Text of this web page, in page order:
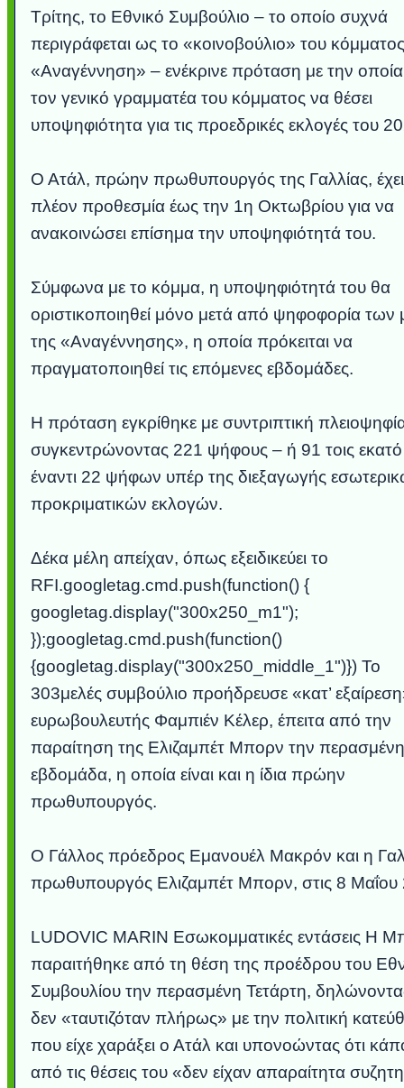
Τρίτης, το Εθνικό Συμβούλιο – το οποίο συχνά
περιγράφεται ως το «κοινοβούλιο» του κόμματος
«Αναγέννηση» – ενέκρινε πρόταση με την οποία
τον γενικό γραμματέα του κόμματος να θέσει
υποψηφιότητα για τις προεδρικές εκλογές του
Ο Ατάλ, πρώην πρωθυπουργός της Γαλλίας, έχει
πλέον προθεσμία έως την 1η Οκτωβρίου για να
ανακοινώσει επίσημα την υποψηφιότητά του.
Σύμφωνα με το κόμμα, η υποψηφιότητά του θα
οριστικοποιηθεί μόνο μετά από ψηφοφορία των
της «Αναγέννησης», η οποία πρόκειται να
πραγματοποιηθεί τις επόμενες εβδομάδες.
Η πρόταση εγκρίθηκε με συντριπτική
συγκεντρώνοντας 221 ψήφους – ή 91 τοις
έναντι 22 ψήφων υπέρ της διεξαγωγής
προκριματικών εκλογών.
Δέκα μέλη απείχαν, όπως εξειδικεύει το
RFI.googletag.cmd.push(function() {
googletag.display("300x250_m1");
});googletag.cmd.push(function()
{googletag.display("300x250_middle_1")}) Το
303μελές συμβούλιο προήδρευσε «κατ’
ευρωβουλευτής Φαμπιέν Κέλερ, έπειτα από την
παραίτηση της Ελιζαμπέτ Μπορν την περασμένη
εβδομάδα, η οποία είναι και η ίδια πρώην
πρωθυπουργός.
Ο Γάλλος πρόεδρος Εμανουέλ Μακρόν και η
πρωθυπουργός Ελιζαμπέτ Μπορν, στις 8 Μαΐου
LUDOVIC MARIN Εσωκομματικές εντάσεις Η
παραιτήθηκε από τη θέση της προέδρου του
Συμβουλίου την περασμένη Τετάρτη,
δεν «ταυτιζόταν πλήρως» με την πολιτική
που είχε χαράξει ο Ατάλ και υπονοώντας ότι
από τις θέσεις του «δεν είχαν απαραίτητα
Ο αέρας του
Ταξίδι στο
Διεθνής
το παράθυρό
Μουσική από
Video:
Εντυπωσιακές
Abbey,
Υποθαλάσσιο
Η νέα
που κάνει το
Ο Κομήτης του
κι απ' το
Συγκινητικό
μωρό
Alesund: Μια
Η γάτα και το